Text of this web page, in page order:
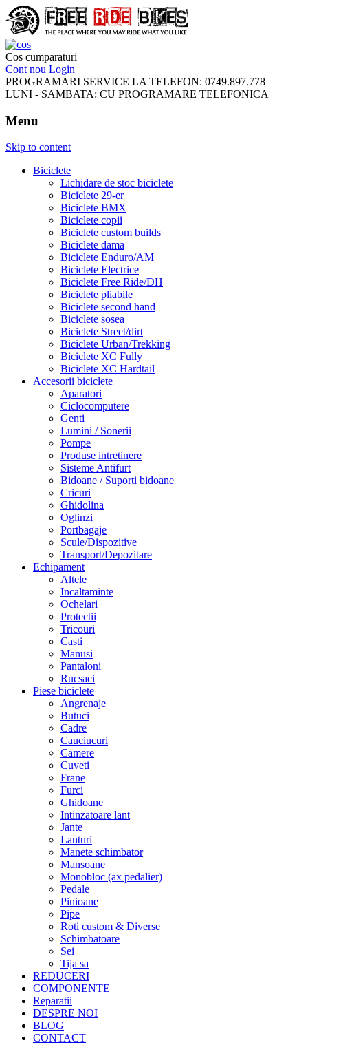
FreeRideBikes
Cos cumparaturi
Cont nou Login
PROGRAMARI SERVICE LA TELEFON: 0749.897.778
LUNI - SAMBATA: CU PROGRAMARE TELEFONICA
Menu
Skip to content
Biciclete
Lichidare de stoc biciclete
Biciclete 29-er
Biciclete BMX
Biciclete copii
Biciclete custom builds
Biciclete dama
Biciclete Enduro/AM
Biciclete Electrice
Biciclete Free Ride/DH
Biciclete pliabile
Biciclete second hand
Biciclete sosea
Biciclete Street/dirt
Biciclete Urban/Trekking
Biciclete XC Fully
Biciclete XC Hardtail
Accesorii biciclete
Aparatori
Ciclocomputere
Genti
Lumini / Sonerii
Pompe
Produse intretinere
Sisteme Antifurt
Bidoane / Suporti bidoane
Cricuri
Ghidolina
Oglinzi
Portbagaje
Scule/Dispozitive
Transport/Depozitare
Echipament
Altele
Incaltaminte
Ochelari
Protectii
Tricouri
Casti
Manusi
Pantaloni
Rucsaci
Piese biciclete
Angrenaje
Butuci
Cadre
Cauciucuri
Camere
Cuveti
Frane
Furci
Ghidoane
Intinzatoare lant
Jante
Lanturi
Manete schimbator
Mansoane
Monobloc (ax pedalier)
Pedale
Pinioane
Pipe
Roti custom & Diverse
Schimbatoare
Sei
Tija sa
REDUCERI
COMPONENTE
Reparatii
DESPRE NOI
BLOG
CONTACT